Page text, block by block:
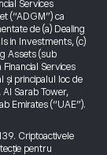
Services
(“ADGM”) ca
de (a) Dealing
in Investments, (c)
Assets (sub
Services
și principalul loc de
Sarab Tower,
Emirates (“UAE”).
Criptoactivele
pentru